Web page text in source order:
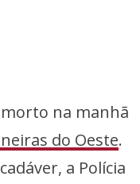
na manhã
do Oeste.
a Polícia